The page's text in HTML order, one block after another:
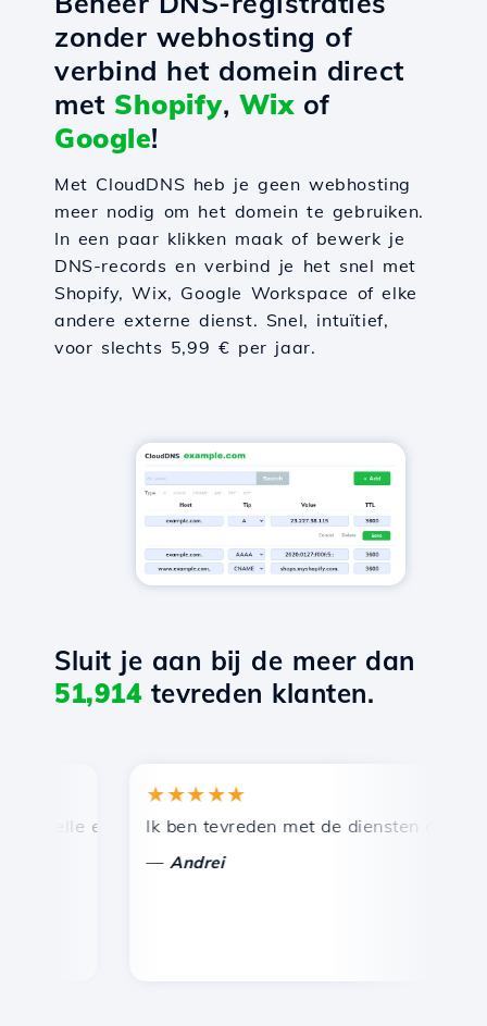
zonder webhosting of
verbind het domein direct
met Shopify, Wixof
Google!
Met CloudDNS heb je geen webhosting
meer nodig om het domein te gebruiken.
In een paar klikken maak of bewerk je
DNS-records en verbind je het snel met
Shopify, Wix, Google Workspace of elke
andere externe dienst. Snel, intuïtief,
voor slechts 5,99 € per jaar.
Sluit je aan bij de meer dan
51,914tevreden klanten.
en efficiënte technische ondersteuning.
★★★★★
Ik ben tevreden met de diensten die door
Andrei